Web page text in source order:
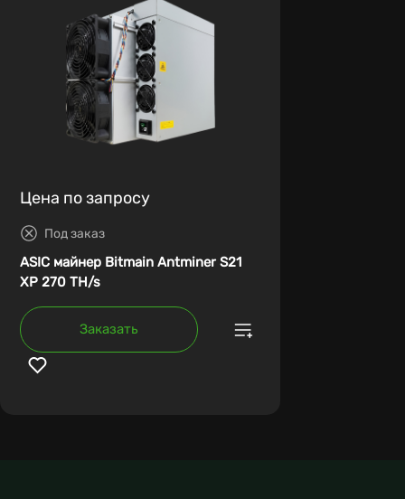
Цена по запросу
Под заказ
ASIC майнер Bitmain Antminer S21
XP 270 TH/s
Заказать